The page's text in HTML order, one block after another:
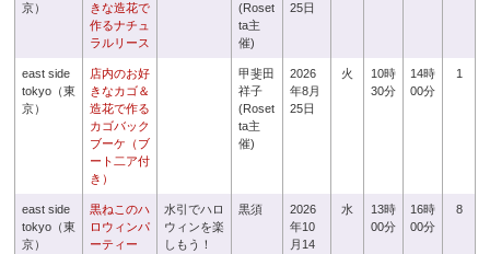
京）
きな造花で
作るナチュ
ラルリース
(Roset
ta主
催)
25日
east side
tokyo（東
京）
店内のお好
きなカゴ＆
造花で作る
カゴバック
ブーケ（ブ
ート二ア付
き）
甲斐田
祥子
(Roset
ta主
催)
2026
年8月
25日
火
10時
30分
14時
00分
1
east side
tokyo（東
京）
黒ねこのハ
ロウィンパ
ーティー
水引でハロ
ウィンを楽
しもう！
黒須
2026
年10
月14
水
13時
00分
16時
00分
8